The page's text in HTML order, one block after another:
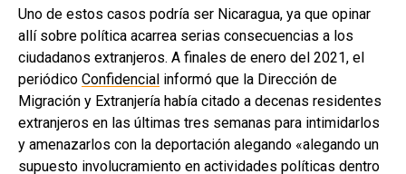
Uno de estos casos podría ser Nicaragua, ya que opinar
allí sobre política acarrea serias consecuencias a los
ciudadanos extranjeros. A finales de enero del 2021, el
periódico Confidencial informó que la Dirección de
Migración y Extranjería había citado a decenas residentes
extranjeros en las últimas tres semanas para intimidarlos
y amenazarlos con la deportación alegando «alegando un
supuesto involucramiento en actividades políticas dentro